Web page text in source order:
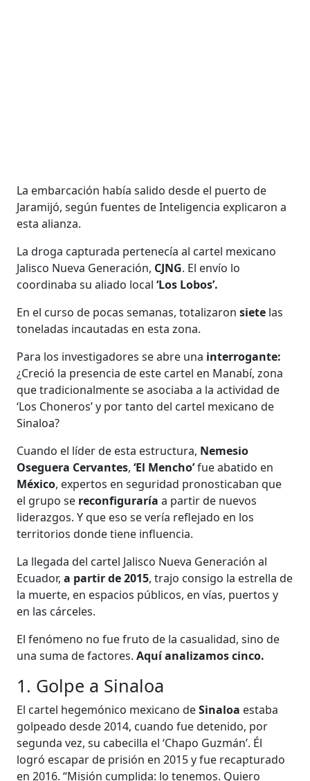
La embarcación había salido desde el puerto de
Jaramijó, según fuentes de Inteligencia explicaron a
esta alianza.
La droga capturada pertenecía al cartel mexicano
Jalisco Nueva Generación, CJNG. El envío lo
coordinaba su aliado local‘Los Lobos’.
En el curso de pocas semanas, totalizaronsiete las
toneladas incautadas en esta zona.
Para los investigadores se abre una interrogante:
¿Creció la presencia de este cartel en Manabí, zona
que tradicionalmente se asociaba a la actividad de
‘Los Choneros’ y por tanto del cartel mexicano de
Sinaloa?
Cuando el líder de esta estructura, Nemesio
Oseguera Cervantes,‘El Mencho’fue abatido en
México, expertos en seguridad pronosticaban que
el grupo se reconfiguraría a partir de nuevos
liderazgos. Y que eso se vería reflejado en los
territorios donde tiene influencia.
La llegada del cartel Jalisco Nueva Generación al
Ecuador,a partir de 2015, trajo consigo la estrella de
la muerte, en espacios públicos, en vías, puertos y
en las cárceles.
El fenómeno no fue fruto de la casualidad, sino de
una suma de factores.Aquí analizamos cinco.
1. Golpe a Sinaloa
El cartel hegemónico mexicano deSinaloa estaba
golpeado desde 2014, cuando fue detenido, por
segunda vez, su cabecilla el ‘Chapo Guzmán’. Él
logró escapar de prisión en 2015 y fue recapturado
en 2016. “Misión cumplida: lo tenemos. Quiero